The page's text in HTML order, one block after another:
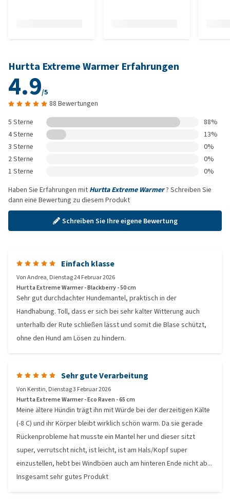
Hurtta Extreme Warmer Erfahrungen
4.9/5
88 Bewertungen
5 Sterne
88%
4 Sterne
13%
3 Sterne
0%
2 Sterne
0%
1 Sterne
0%
Haben Sie Erfahrungen mit Hurtta Extreme Warmer? Schreiben Sie
dann eine Bewertung zu diesem Produkt
Schreiben Sie Ihre eigene Bewertung
Einfach klasse
VonAndrea, Dienstag 24 Februar 2026
Hurtta Extreme Warmer - Blackberry - 50 cm
Sehr gut durchdachter Hundemantel, praktisch in der
Handhabung. Toll, dass er sich bei sehr kalter Witterung auch
unterhalb der Rute schließen lässt und somit die Blase schützt,
ohne den Hund am Lösen zu hindern.
Sehr gute Verarbeitung
Von Kerstin, Dienstag 3 Februar 2026
Hurtta Extreme Warmer - Eco Raven - 65 cm
Meine ältere Hündin trägt ihn mit Würde bei der derzeitigen Kälte
(-8 C) und ihr Körper bleibt wirklich schön warm. Da sie gerade
Rückenprobleme hat musste ein Mantel her und dieser sitzt
super, verrutscht nicht, ist leicht, ist am Hals/Kopf super
einzustellen, hebt bei Windböen auch am hinteren Ende nicht ab...
Insgesamt sehr gutes Produkt